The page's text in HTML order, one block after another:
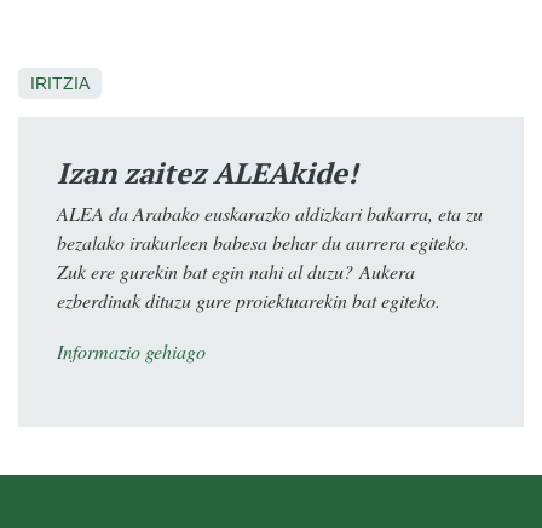
IRITZIA
Izan zaitez ALEAkide!
ALEA da Arabako euskarazko aldizkari bakarra, eta zu
bezalako irakurleen babesa behar du aurrera egiteko.
Zuk ere gurekin bat egin nahi al duzu? Aukera
ezberdinak dituzu gure proiektuarekin bat egiteko.
Informazio gehiago